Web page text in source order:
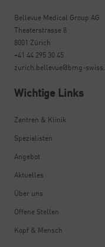
Bellevue Medical Group AG
Theaterstrasse 8
8001 Zürich
+41 44 295 30 45
zurich.bellevue@bmg-
Wichtige Links
Zentren & Klinik
Spezialisten
Angebot
Aktuelles
Über uns
Offene Stellen
Kopf & Mensch